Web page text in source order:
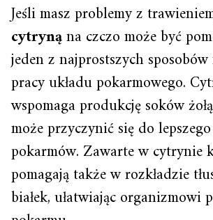
Jeśli masz problemy z
cytrynąna czczo może być
jeden z najprostszych
pracy układu pokarmowego.
wspomaga produkcję soków
może przyczynić się do lepszego
pokarmów. Zawarte w cytrynie
pomagają także w rozkładzie
białek, ułatwiając organizmowi